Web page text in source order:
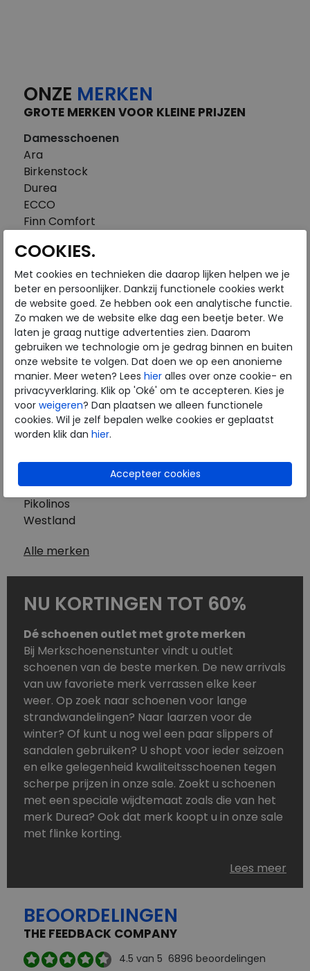
ONZE MERKEN
GROTE MERKEN VOOR KLEINE PRIJZEN
Damesschoenen
Ara
Birkenstock
Durea
ECCO
Finn Comfort
Gabor
Piedi Nudi
Pikolinos
Solidus
Think
Waldlaufer
Westland
Wolky
Herenschoenen
Australian
Birkenstock
Clarks
Mephisto
Pikolinos
Westland
Alle merken
NU KORTINGEN TOT 60%
Dé schoenen outlet met grote merken
Bij Merkschoenenstunter vindt u outlet
schoenen van de beste merken. De new arrivals
van uw favoriete merk verrassen elke keer
weer. Op zoek naar schoenen voor lange
strandwandelingen? Naar laarzen voor de
winter? Of kunt u nog wel een paar slippers of
sandalen gebruiken? U shopt voor ieder seizoen
en elke gelegenheid kwaliteitsschoenen tegen
scherpe prijzen in onze sale. Zoekt u schoenen
met een speciale wijdtemaat zoals die van het
merk Durea? Ook dat merk koopt u in onze sale
met flinke korting.
Schoenen heeft u nooit genoeg. Goedkope
schoenen, maar dus wel van topmerken,
aanbod is zo compleet dat u altijd wel een
passend paar vindt.
Welke schoenmerken vindt u in onze online
Lees meer
BEOORDELINGEN
THE FEEDBACK COMPANY
4.5 van 5 6896 beoordelingen
COOKIES.
Met cookies en technieken die daarop lijken helpen we je
beter en persoonlijker. Dankzij functionele cookies werkt
de website goed. Ze hebben ook een analytische functie.
Zo maken we de website elke dag een beetje beter. We
laten je graag nuttige advertenties zien. Daarom
gebruiken we technologie om je gedrag binnen en buiten
onze website te volgen. Dat doen we op een anonieme
manier. Meer weten? Lees hier alles over onze cookie- en
privacyverklaring. Klik op 'Oké' om te accepteren. Kies je
voor weigeren? Dan plaatsen we alleen functionele
cookies. Wil je zelf bepalen welke cookies er geplaatst
worden klik dan hier.